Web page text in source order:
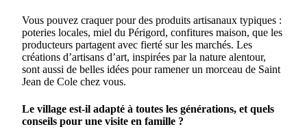
Vous pouvez craquer pour des produits artisanaux typiques :
poteries locales, miel du Périgord, confitures maison, que les
producteurs partagent avec fierté sur les marchés. Les
créations d’artisans d’art, inspirées par la nature alentour,
sont aussi de belles idées pour ramener un morceau de Saint
Jean de Cole chez vous.
Le village est-il adapté à toutes les générations, et quels
conseils pour une visite en famille ?